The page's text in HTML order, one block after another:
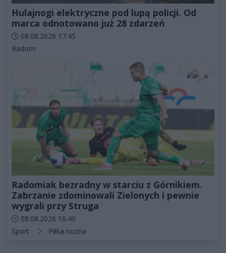
Hulajnogi elektryczne pod lupą policji. Od
marca odnotowano już 28 zdarzeń
Data dodania artykułu:
08.08.2026 17:45
Kategorie artykułu:
Radom
Radomiak bezradny w starciu z Górnikiem.
Zabrzanie zdominowali Zielonych i pewnie
wygrali przy Struga
Data dodania artykułu:
08.08.2026 16:40
Kategorie artykułu:
Sport Piłka nożna